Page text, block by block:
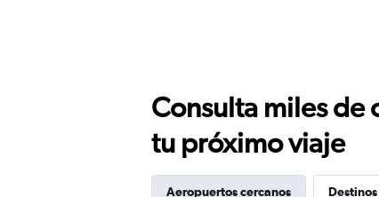
Consulta miles de
tu próximo viaje
Aeropuertos cercanos